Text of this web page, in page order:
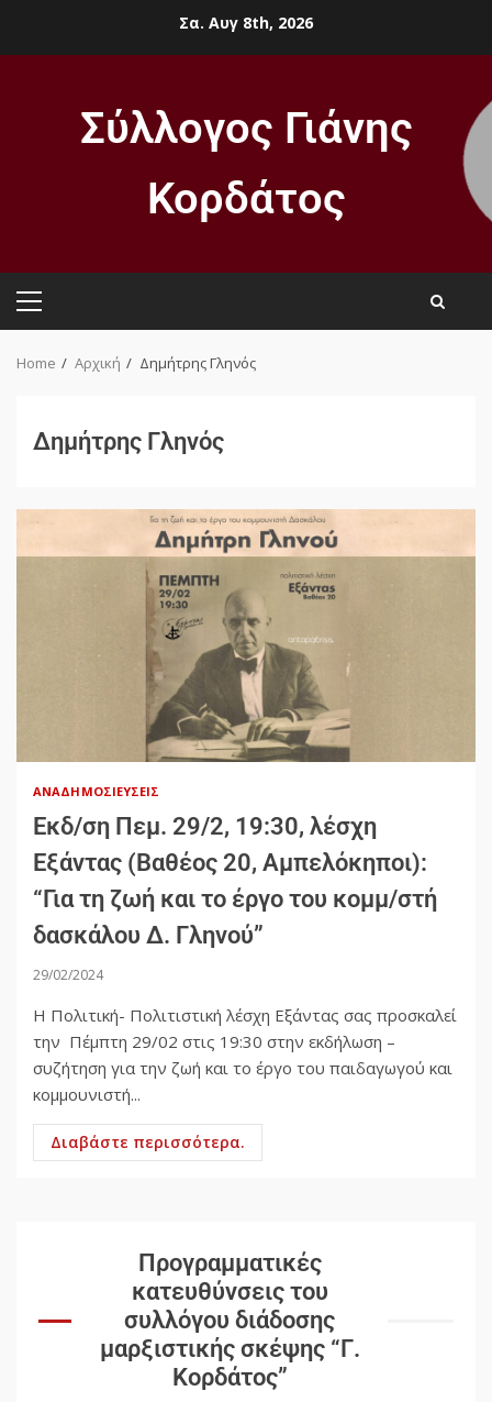
Σα. Αυγ 8th, 2026
Σύλλογος Γιάνης
Κορδάτος
Home Αρχική Δημήτρης Γληνός
Δημήτρης Γληνός
ΑΝΑΔΗΜΟΣΙΕΎΣΕΙΣ
Εκδ/ση Πεμ. 29/2, 19:30, λέσχη
Εξάντας (Βαθέος 20, Αμπελόκηποι):
“Για τη ζωή και το έργο του κομμ/στή
δασκάλου Δ. Γληνού”
29/02/2024
Η Πολιτική- Πολιτιστική λέσχη Εξάντας σας προσκαλεί
την Πέμπτη 29/02 στις 19:30 στην εκδήλωση –
συζήτηση για την ζωή και το έργο του παιδαγωγού και
κομμουνιστή...
Διαβάστε περισσότερα.
Προγραμματικές
κατευθύνσεις του
συλλόγου διάδοσης
μαρξιστικής σκέψης “Γ.
Κορδάτος”